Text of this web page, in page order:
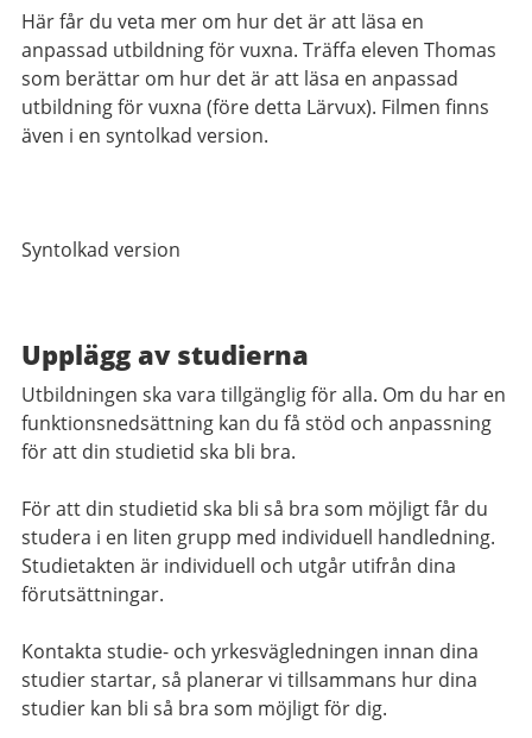
Här får du veta mer om hur det är att läsa en
anpassad utbildning för vuxna. Träffa eleven Thomas
som berättar om hur det är att läsa en anpassad
utbildning för vuxna (före detta Lärvux). Filmen finns
även i en syntolkad version.
Syntolkad version
Upplägg av studierna
Utbildningen ska vara tillgänglig för alla. Om du har en
funktionsnedsättning kan du få stöd och anpassning
för att din studietid ska bli bra.
För att din studietid ska bli så bra som möjligt får du
studera i en liten grupp med individuell handledning.
Studietakten är individuell och utgår utifrån dina
förutsättningar.
Kontakta studie- och yrkesvägledningen innan dina
studier startar, så planerar vi tillsammans hur dina
studier kan bli så bra som möjligt för dig.